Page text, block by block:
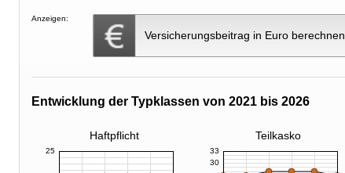
Anzeigen:
Versicherungsbeitrag in Euro berechnen
Entwicklung der Typklassen von 2021 bis 2026
Haftpflicht Teilkasko
25
30
33